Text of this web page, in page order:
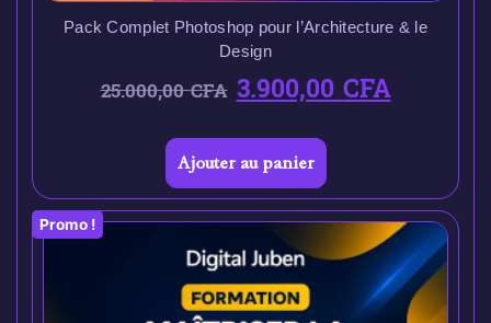
Pack Complet Photoshop pour l’Architecture & le
Design
25.000,00CFA 3.900,00CFA
Ajouter au panier
Promo !